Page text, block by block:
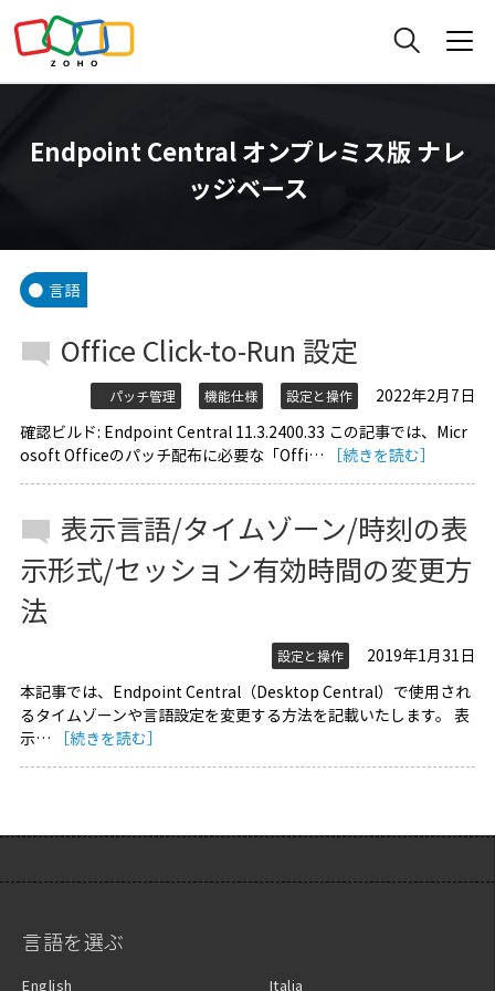
Endpoint Central オンプレミス版 ナレ
ッジベース
言語
Office Click-to-Run 設定
パッチ管理 機能仕様 設定と操作
2022年2月7日
確認ビルド: Endpoint Central 11.3.2400.33 この記事では、Micr
osoft Officeのパッチ配布に必要な「Offi…
［続きを読む］
表示言語/タイムゾーン/時刻の表
示形式/セッション有効時間の変更方
法
設定と操作
2019年1月31日
本記事では、Endpoint Central（Desktop Central）で使用され
るタイムゾーンや言語設定を変更する方法を記載いたします。 表
示…
［続きを読む］
言語を選ぶ
English Italia